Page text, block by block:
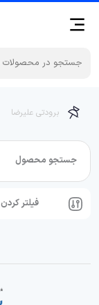
برودتی علیرضا
جستجو محصول
فیلتر کردن